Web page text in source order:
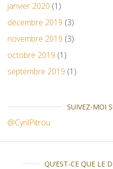
janvier 2020 (1)
décembre 2019 (3)
novembre 2019 (3)
octobre 2019 (1)
septembre 2019 (1)
SUIVEZ-MOI
@CyrilPitrou
QU’EST-CE QUE LE